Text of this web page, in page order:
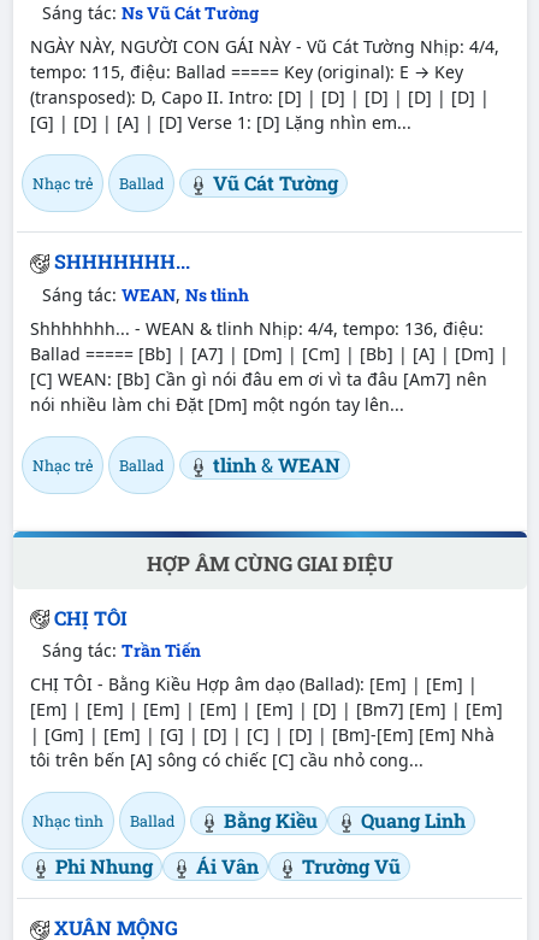
Sáng tác: Ns Vũ Cát Tường
NGÀY NÀY, NGƯỜI CON GÁI NÀY - Vũ Cát Tường Nhịp: 4/4,
tempo: 115, điệu: Ballad ===== Key (original): E → Key
(transposed): D, Capo II. Intro: [D] | [D] | [D] | [D] | [D] |
[G] | [D] | [A] | [D] Verse 1: [D] Lặng nhìn em...
Nhạc trẻ Ballad Vũ Cát Tường
SHHHHHHH...
Sáng tác: WEAN, Ns tlinh
Shhhhhhh... - WEAN & tlinh Nhịp: 4/4, tempo: 136, điệu:
Ballad ===== [Bb] | [A7] | [Dm] | [Cm] | [Bb] | [A] | [Dm] |
[C] WEAN: [Bb] Cần gì nói đâu em ơi vì ta đâu [Am7] nên
nói nhiều làm chi Đặt [Dm] một ngón tay lên...
Nhạc trẻ Ballad tlinh&WEAN
HỢP ÂM CÙNG GIAI ĐIỆU
CHỊ TÔI
Sáng tác: Trần Tiến
CHỊ TÔI - Bằng Kiều Hợp âm dạo (Ballad): [Em] | [Em] |
[Em] | [Em] | [Em] | [Em] | [Em] | [D] | [Bm7] [Em] | [Em]
| [Gm] | [Em] | [G] | [D] | [C] | [D] | [Bm]-[Em] [Em] Nhà
tôi trên bến [A] sông có chiếc [C] cầu nhỏ cong...
Nhạc tình Ballad Bằng Kiều
Quang Linh
Phi Nhung
Ái Vân Trường Vũ
XUÂN MỘNG